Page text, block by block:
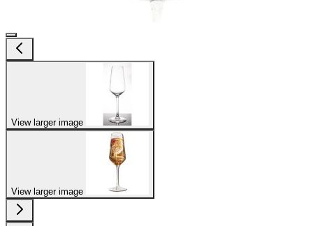
View larger image
View larger image